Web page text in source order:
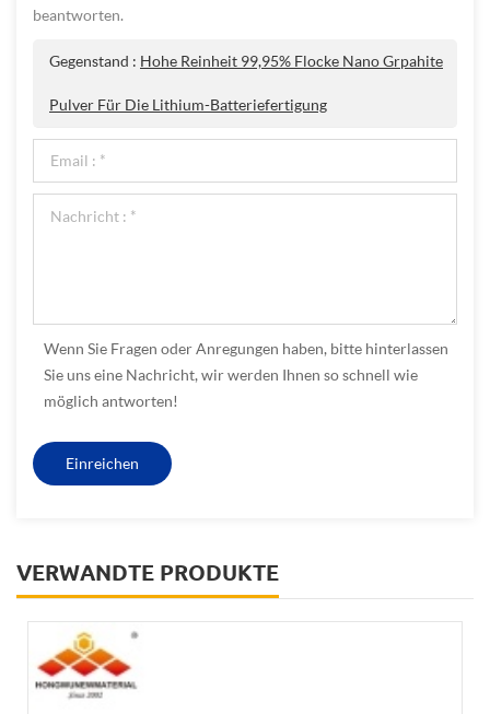
beantworten.
Gegenstand : Hohe Reinheit 99,95% Flocke Nano Grpahite
Pulver Für Die Lithium-Batteriefertigung
Wenn Sie Fragen oder Anregungen haben, bitte hinterlassen
Sie uns eine Nachricht, wir werden Ihnen so schnell wie
möglich antworten!
VERWANDTE PRODUKTE